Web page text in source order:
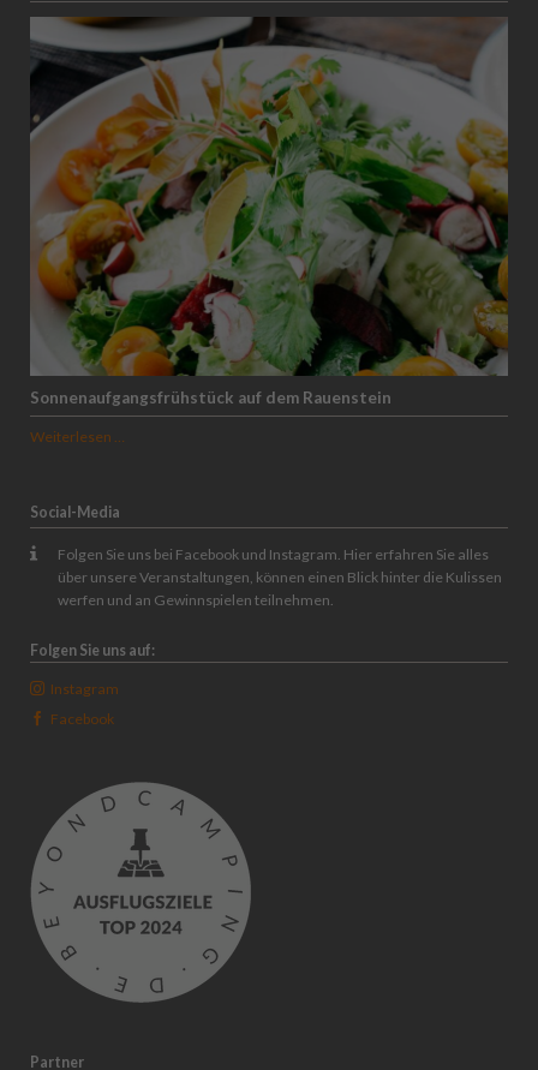
Sonnenaufgangsfrühstück auf dem Rauenstein
Weiterlesen …
Social-Media
Folgen Sie uns bei Facebook und Instagram. Hier erfahren Sie alles
über unsere Veranstaltungen, können einen Blick hinter die Kulissen
werfen und an Gewinnspielen teilnehmen.
Folgen Sie uns auf:
Instagram
Facebook
Partner